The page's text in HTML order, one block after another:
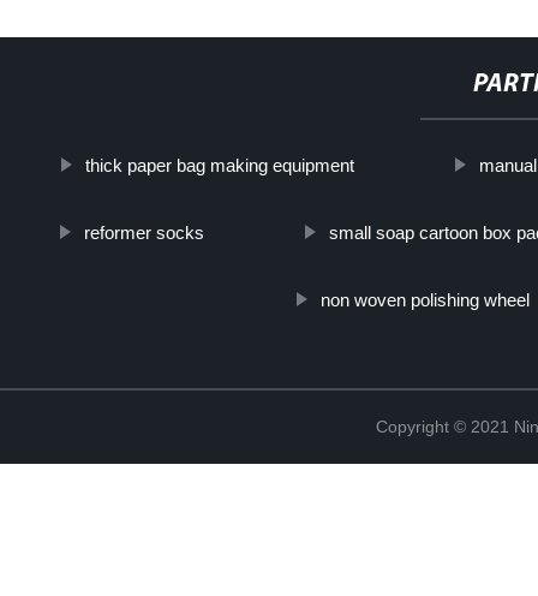
thick paper bag making equipment
reformer socks small soap cartoon box
non woven polishing wheel
Copyright © 2021